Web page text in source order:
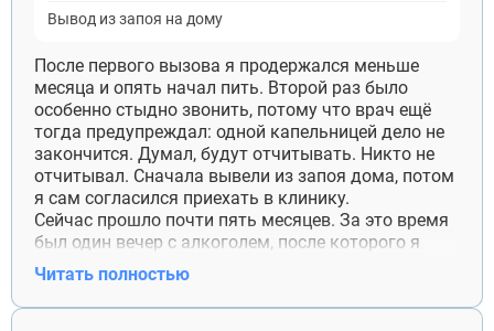
Вывод из запоя на дому
После первого вызова я продержался меньше
месяца и опять начал пить. Второй раз было
особенно стыдно звонить, потому что врач ещё
тогда предупреждал: одной капельницей дело не
закончится. Думал, будут отчитывать. Никто не
отчитывал. Сначала вывели из запоя дома, потом
я сам согласился приехать в клинику.
Сейчас прошло почти пять месяцев. За это время
был один вечер с алкоголем, после которого я
сразу позвонил своему специалисту. Раньше бы
решил, что всё уже испортил, и продолжил пить
неделю. В этот раз остановился. Спасибо за то,
Читать полностью
Клин
Красногорск
Королёв
Лобня
Люберцы
Мытищи
Наро-Фоминск
Ногинск
Одинцово
Орехово-Зуево
Подольск
Пушкино
Раменское